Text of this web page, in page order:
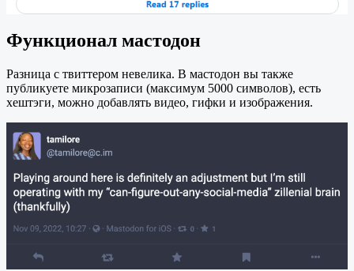
Функционал мастодон
Разница с твиттером невелика. В мастодон вы также
публикуете микрозаписи (максимум 5000 символов), есть
хештэги, можно добавлять видео, гифки и изображения.